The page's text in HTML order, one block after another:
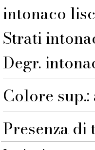
intonaco
Strati
Degr.
Colore sup.:
Presenza